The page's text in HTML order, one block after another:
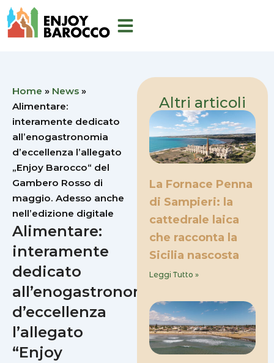
Vai
al
Home » News »
Alimentare:
interamente dedicato
all’enogastronomia
d’eccellenza l’allegato
„Enjoy Barocco“ del
Gambero Rosso di
maggio. Adesso anche
nell’edizione digitale
Alimentare:
interamente
dedicato
all’enogastronomia
d’eccellenza
l’allegato
“Enjoy
Altri articoli
La Fornace Penna
di Sampieri: la
cattedrale laica
che racconta la
Sicilia nascosta
Leggi Tutto »